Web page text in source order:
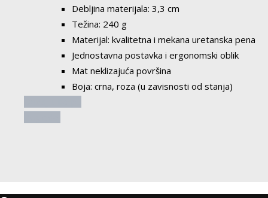
Debljina materijala: 3,3 cm
Težina: 240 g
Materijal: kvalitetna i mekana uretanska pena
Jednostavna postavka i ergonomski oblik
Mat neklizajuća površina
Boja: crna, roza (u zavisnosti od stanja)